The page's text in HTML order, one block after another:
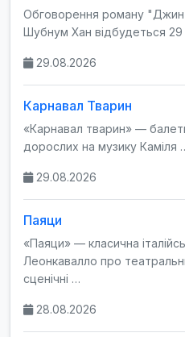
Обговорення роману "Джин
Шубнум Хан відбудеться
29.08.2026
Карнавал Тварин
«Карнавал тварин» —
дорослих на музику Каміля
29.08.2026
Паяци
«Паяци» — класична
Леонкавалло про
сценічні …
28.08.2026